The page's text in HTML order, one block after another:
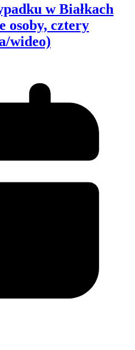
w Białkach
osoby, cztery
wideo)